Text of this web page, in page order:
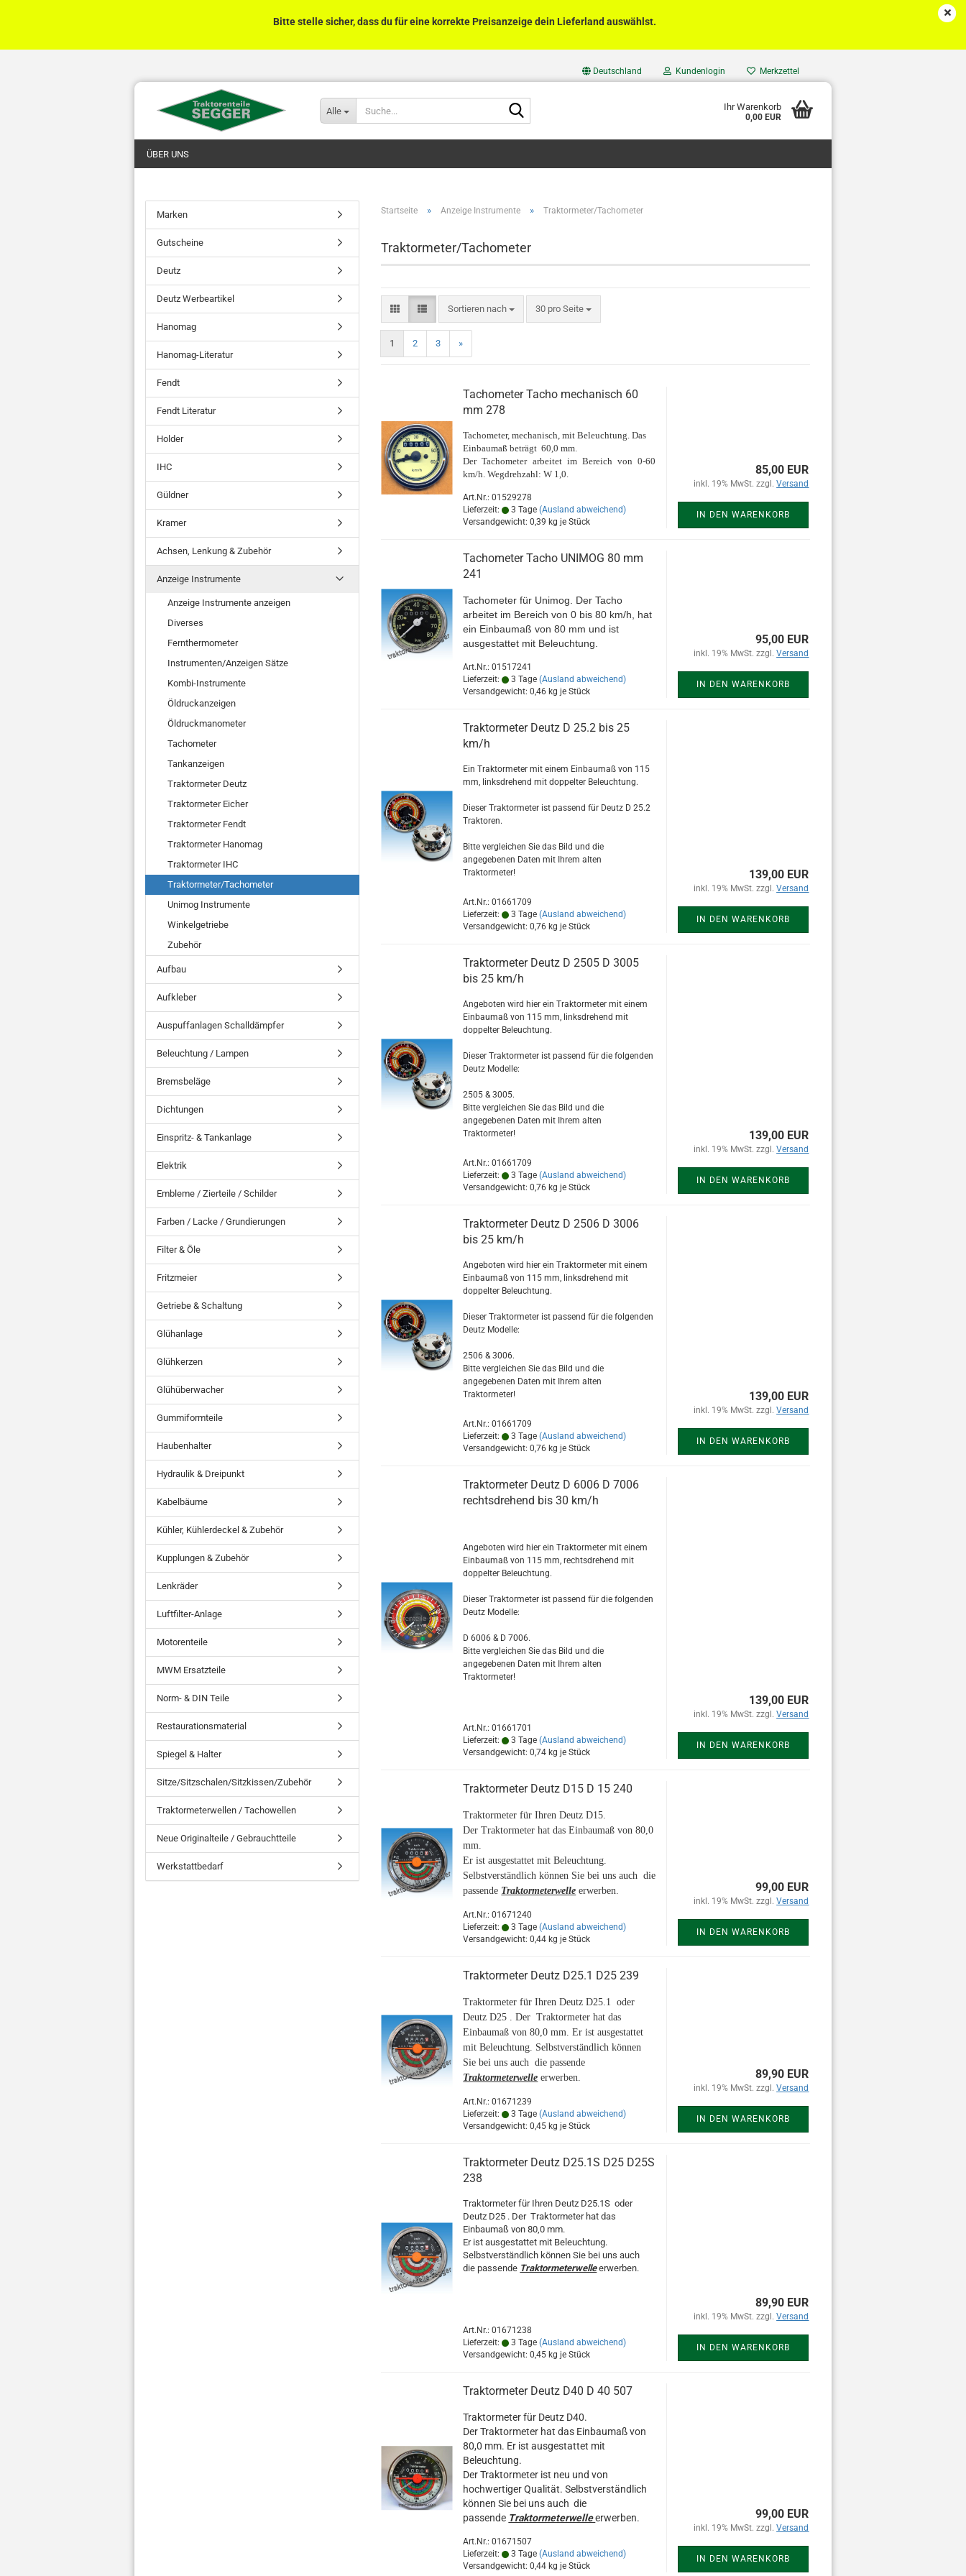
Deutschland Kundenlogin Merkzettel
Alle Ihr Warenkorb
0,00 EUR
Bitte stelle sicher, dass du für eine korrekte Preisanzeige dein Lieferland auswählst.
ÜBER UNS
Startseite » Anzeige Instrumente » Traktormeter/Tachometer
Traktormeter/Tachometer
Sortieren nach
Sortieren nach 30 pro Seite
pro Seite
1 2 3 »
Tachometer Tacho mechanisch 60
mm 278
Tachometer, mechanisch, mit Beleuchtung. Das
Einbaumaß beträgt 60,0 mm.
Der Tachometer arbeitet im Bereich von 0-60
km/h. Wegdrehzahl: W 1,0.
Art.Nr.: 01529278
Lieferzeit:
3 Tage (Ausland abweichend)
Versandgewicht:0,39 kg je Stück
85,00 EUR
inkl. 19% MwSt. zzgl.Versand
IN DEN WARENKORB
Tachometer Tacho UNIMOG 80 mm
241
Tachometer für Unimog. Der Tacho
arbeitet im Bereich von 0 bis 80 km/h, hat
ein Einbaumaß von 80 mm und ist
ausgestattet mit Beleuchtung.
Art.Nr.: 01517241
Lieferzeit:
3 Tage (Ausland abweichend)
Versandgewicht:0,46 kg je Stück
95,00 EUR
inkl. 19% MwSt. zzgl.Versand
IN DEN WARENKORB
Traktormeter Deutz D 25.2 bis 25
km/h
Ein Traktormeter mit einem Einbaumaß von 115
mm, linksdrehend mit doppelter Beleuchtung.
Dieser Traktormeter ist passend für Deutz D 25.2
Traktoren.
Bitte vergleichen Sie das Bild und die
angegebenen Daten mit Ihrem alten
Traktormeter!
Art.Nr.: 01661709
Lieferzeit:
3 Tage (Ausland abweichend)
Versandgewicht:0,76 kg je Stück
139,00 EUR
inkl. 19% MwSt. zzgl.Versand
IN DEN WARENKORB
Traktormeter Deutz D 2505 D 3005
bis 25 km/h
Angeboten wird hier ein Traktormeter mit einem
Einbaumaß von 115 mm, linksdrehend mit
doppelter Beleuchtung.
Dieser Traktormeter ist passend für die folgenden
Deutz Modelle:
2505 & 3005.
Bitte vergleichen Sie das Bild und die
angegebenen Daten mit Ihrem alten
Traktormeter!
Art.Nr.: 01661709
Lieferzeit:
3 Tage (Ausland abweichend)
Versandgewicht:0,76 kg je Stück
139,00 EUR
inkl. 19% MwSt. zzgl.Versand
IN DEN WARENKORB
Traktormeter Deutz D 2506 D 3006
bis 25 km/h
Angeboten wird hier ein Traktormeter mit einem
Einbaumaß von 115 mm, linksdrehend mit
doppelter Beleuchtung.
Dieser Traktormeter ist passend für die folgenden
Deutz Modelle:
2506 & 3006.
Bitte vergleichen Sie das Bild und die
angegebenen Daten mit Ihrem alten
Traktormeter!
Art.Nr.: 01661709
Lieferzeit:
3 Tage (Ausland abweichend)
Versandgewicht:0,76 kg je Stück
139,00 EUR
inkl. 19% MwSt. zzgl.Versand
IN DEN WARENKORB
Traktormeter Deutz D 6006 D 7006
rechtsdrehend bis 30 km/h
Angeboten wird hier ein Traktormeter mit einem
Einbaumaß von 115 mm, rechtsdrehend mit
doppelter Beleuchtung.
Dieser Traktormeter ist passend für die folgenden
Deutz Modelle:
D 6006 & D 7006.
Bitte vergleichen Sie das Bild und die
angegebenen Daten mit Ihrem alten
Traktormeter!
Art.Nr.: 01661701
Lieferzeit:
3 Tage (Ausland abweichend)
Versandgewicht:0,74 kg je Stück
139,00 EUR
inkl. 19% MwSt. zzgl.Versand
IN DEN WARENKORB
Traktormeter Deutz D15 D 15 240
Traktormeter für Ihren Deutz D15.
Der Traktormeter hat das Einbaumaß von 80,0
mm.
Er ist ausgestattet mit Beleuchtung.
Selbstverständlich können Sie bei uns auch die
passende Traktormeterwelle erwerben.
Art.Nr.: 01671240
Lieferzeit:
3 Tage (Ausland abweichend)
Versandgewicht:0,44 kg je Stück
99,00 EUR
inkl. 19% MwSt. zzgl.Versand
IN DEN WARENKORB
Traktormeter Deutz D25.1 D25 239
Traktormeter für Ihren Deutz D25.1 oder
Deutz D25 . Der Traktormeter hat das
Einbaumaß von 80,0 mm. Er ist ausgestattet
mit Beleuchtung. Selbstverständlich können
Sie bei uns auch die passende
Traktormeterwelle erwerben.
Art.Nr.: 01671239
Lieferzeit:
3 Tage (Ausland abweichend)
Versandgewicht:0,45 kg je Stück
89,90 EUR
inkl. 19% MwSt. zzgl.Versand
IN DEN WARENKORB
Traktormeter Deutz D25.1S D25 D25S
238
Traktormeter für Ihren Deutz D25.1S oder
Deutz D25 . Der Traktormeter hat das
Einbaumaß von 80,0 mm.
Er ist ausgestattet mit Beleuchtung.
Selbstverständlich können Sie bei uns auch
die passende Traktormeterwelleerwerben.
Art.Nr.: 01671238
Lieferzeit:
3 Tage (Ausland abweichend)
Versandgewicht:0,45 kg je Stück
89,90 EUR
inkl. 19% MwSt. zzgl.Versand
IN DEN WARENKORB
Traktormeter Deutz D40 D 40 507
Traktormeter für Deutz D40.
Der Traktormeter hat das Einbaumaß von
80,0 mm. Er ist ausgestattet mit
Beleuchtung.
Der Traktormeter ist neu und von
hochwertiger Qualität. Selbstverständlich
können Sie bei uns auch die
passende Traktormeterwelleerwerben.
Art.Nr.: 01671507
Lieferzeit:
3 Tage (Ausland abweichend)
Versandgewicht:0,44 kg je Stück
99,00 EUR
inkl. 19% MwSt. zzgl.Versand
IN DEN WARENKORB
Marken
Gutscheine
Deutz
Deutz Werbeartikel
Hanomag
Hanomag-Literatur
Fendt
Fendt Literatur
Holder
IHC
Güldner
Kramer
Achsen, Lenkung & Zubehör
Anzeige Instrumente
Anzeige Instrumente anzeigen
Diverses
Fernthermometer
Instrumenten/Anzeigen Sätze
Kombi-Instrumente
Öldruckanzeigen
Öldruckmanometer
Tachometer
Tankanzeigen
Traktormeter Deutz
Traktormeter Eicher
Traktormeter Fendt
Traktormeter Hanomag
Traktormeter IHC
Traktormeter/Tachometer
Unimog Instrumente
Winkelgetriebe
Zubehör
Aufbau
Aufkleber
Auspuffanlagen Schalldämpfer
Beleuchtung / Lampen
Bremsbeläge
Dichtungen
Einspritz- & Tankanlage
Elektrik
Embleme / Zierteile / Schilder
Farben / Lacke / Grundierungen
Filter & Öle
Fritzmeier
Getriebe & Schaltung
Glühanlage
Glühkerzen
Glühüberwacher
Gummiformteile
Haubenhalter
Hydraulik & Dreipunkt
Kabelbäume
Kühler, Kühlerdeckel & Zubehör
Kupplungen & Zubehör
Lenkräder
Luftfilter-Anlage
Motorenteile
MWM Ersatzteile
Norm- & DIN Teile
Restaurationsmaterial
Spiegel & Halter
Sitze/Sitzschalen/Sitzkissen/Zubehör
Traktormeterwellen / Tachowellen
Neue Originalteile / Gebrauchtteile
Werkstattbedarf